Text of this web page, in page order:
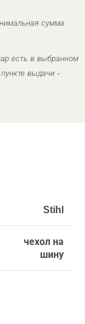
сумма
есть в выбранном
выдачи -
Stihl
чехол на
шину